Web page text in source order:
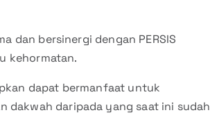
dan bersinergi dengan PERSIS
kehormatan.
dapat bermanfaat untuk
dakwah daripada yang saat ini sudah